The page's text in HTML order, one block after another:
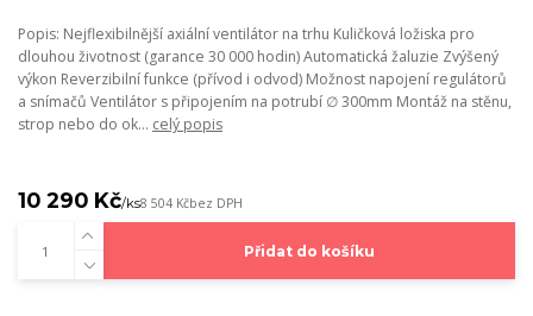
Popis: Nejflexibilnější axiální ventilátor na trhu Kuličková ložiska pro
dlouhou životnost (garance 30 000 hodin) Automatická žaluzie Zvýšený
výkon Reverzibilní funkce (přívod i odvod) Možnost napojení regulátorů
a snímačů Ventilátor s připojením na potrubí ∅ 300mm Montáž na stěnu,
strop nebo do ok... celý popis
10 290 Kč/ks8 504 Kčbez DPH
Přidat do košíku